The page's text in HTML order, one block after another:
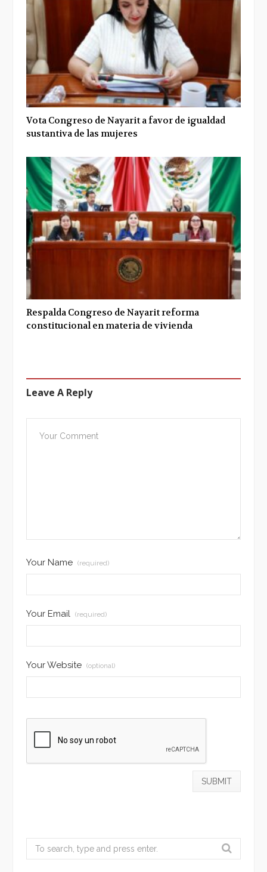
Vota Congreso de Nayarit a favor de igualdad
sustantiva de las mujeres
Respalda Congreso de Nayarit reforma
constitucional en materia de vivienda
Leave A Reply
Your Name (required)
Your Email (required)
Your Website (optional)
Search
for: